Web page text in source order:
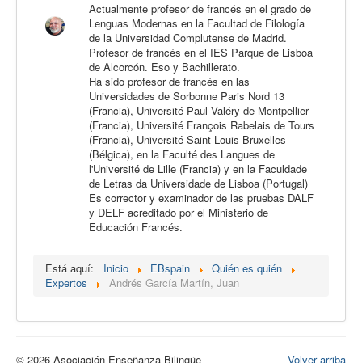
Calidad
Artículos
Recursos
Observatorio EB
Actualmente profesor de francés en el grado de
Lenguas Modernas en la Facultad de Filología
de la Universidad Complutense de Madrid.
Profesor de francés en el IES Parque de Lisboa
de Alcorcón. Eso y Bachillerato.
Ha sido profesor de francés en las
Universidades de Sorbonne Paris Nord 13
(Francia), Université Paul Valéry de Montpellier
(Francia), Université François Rabelais de Tours
(Francia), Université Saint-Louis Bruxelles
(Bélgica), en la Faculté des Langues de
l'Université de Lille (Francia) y en la Faculdade
de Letras da Universidade de Lisboa (Portugal)
Es corrector y examinador de las pruebas DALF
y DELF acreditado por el Ministerio de
Educación Francés.
Está aquí: Inicio EBspain
Quién es quién
Expertos
Andrés García Martín, Juan
Volver arriba
© 2026 Asociación Enseñanza Bilingüe